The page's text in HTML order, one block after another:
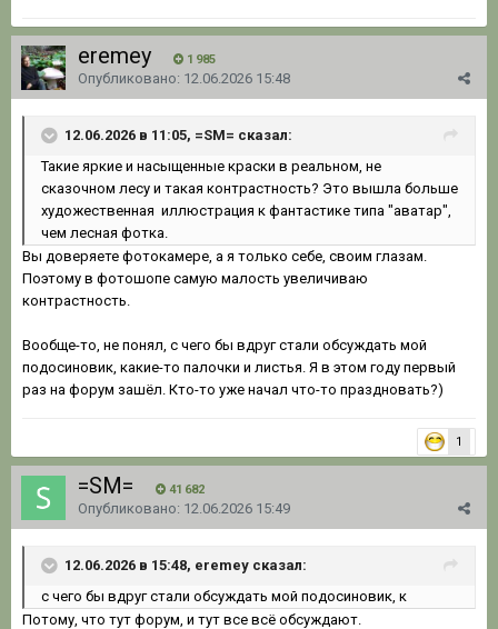
eremey 1 985
Опубликовано: 12.06.2026 15:48
12.06.2026 в 11:05, =SM= сказал:
Такие яркие и насыщенные краски в реальном, не
сказочном лесу и такая контрастность? Это вышла больше
художественная иллюстрация к фантастике типа "аватар",
чем лесная фотка.
Вы доверяете фотокамере, а я только себе, своим глазам.
Поэтому в фотошопе самую малость увеличиваю
контрастность.
Вообще-то, не понял, с чего бы вдруг стали обсуждать мой
подосиновик, какие-то палочки и листья. Я в этом году первый
раз на форум зашёл. Кто-то уже начал что-то праздновать?)
1
=SM= 41 682
Опубликовано: 12.06.2026 15:49
12.06.2026 в 15:48, eremey сказал:
с чего бы вдруг стали обсуждать мой подосиновик, к
Потому, что тут форум, и тут все всё обсуждают.